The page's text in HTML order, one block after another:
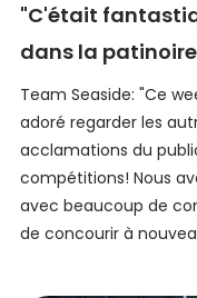
"C'était
dans la
Team Seaside: "Ce
adoré regarder les
acclamations du
compétitions! Nous
avec beaucoup de
de concourir à